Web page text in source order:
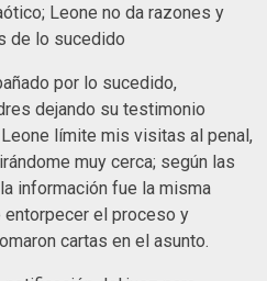
Leone no da razones y
de lo sucedido
por lo sucedido,
dejando su testimonio
límite mis visitas al penal,
muy cerca; según las
información fue la misma
entorpecer el proceso y
cartas en el asunto.